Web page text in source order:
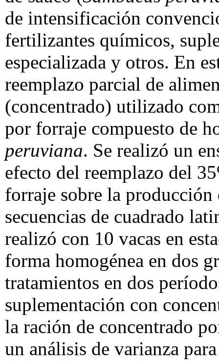
de intensificación
fertilizantes químicos,
especializada y otros. En
reemplazo parcial de
(concentrado) utilizado
por forraje compuesto de
peruviana. Se realizó un
efecto del reemplazo del
forraje sobre la
secuencias de cuadrado
realizó con 10 vacas en
forma homogénea en dos
tratamientos en dos
suplementación con
la ración de concentrado
un análisis de varianza